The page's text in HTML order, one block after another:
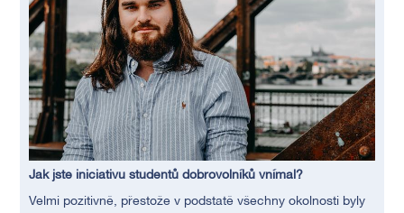
Jak jste iniciativu studentů dobrovolníků vnímal?
Velmi pozitivně, přestože v podstatě všechny okolnosti byly